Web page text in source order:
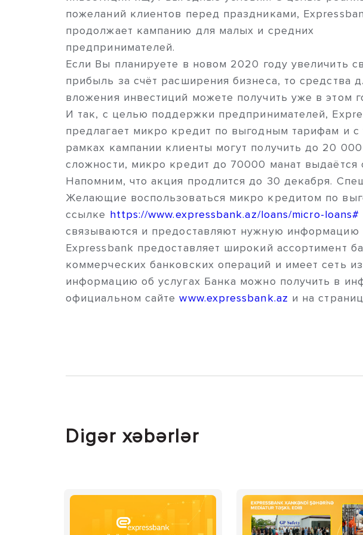
пожеланий клиентов перед праздниками,
продолжает кампанию для малых и средних
предпринимателей.
Если Вы планируете в новом 2020 году увеличить
прибыль за счёт расширения бизнеса, то средства
вложения инвестиций можете получить уже в этом
И так, с целью поддержки предпринимателей,
предлагает микро кредит по выгодным тарифам и
рамках кампании клиенты могут получить до 20
сложности, микро кредит до 70000 манат
Напомним, что акция продлится до 30 декабря.
Желающие воспользоваться микро кредитом по
ссылке https://www.expressbank.az/loans/micro-loans#
связываются и предоставляют нужную информацию
Expressbank предоставляет широкий ассортимент
коммерческих банковских операций и имеет сеть
информацию об услугах Банка можно получить в
официальном сайтеwww.expressbank.az и на
Digər xəbərlər